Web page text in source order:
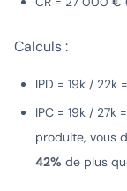
Calculs :
IPD = 19k /
IPC = 19k /
produite, vous
42% de plus